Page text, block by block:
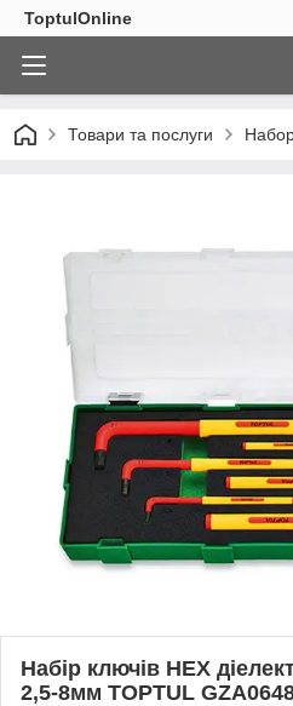
ToptulOnline
Товари та послуги
Набір ключів HEX
2,5-8мм TOPTUL